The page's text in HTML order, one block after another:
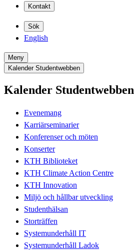
Kontakt
Sök
English
Meny
Kalender Studentwebben
Kalender Studentwebben
Evenemang
Karriärseminarier
Konferenser och möten
Konserter
KTH Biblioteket
KTH Climate Action Centre
KTH Innovation
Miljö och hållbar utveckling
Studenthälsan
Storträffen
Systemunderhåll IT
Systemunderhåll Ladok